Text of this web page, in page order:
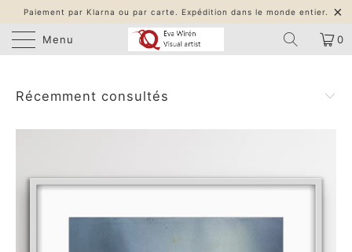
Paiement par Klarna ou par carte. Expédition dans le monde entier.
Menu 0
Récemment consultés